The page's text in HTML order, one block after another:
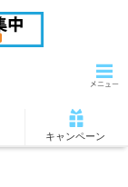
キャンペーン